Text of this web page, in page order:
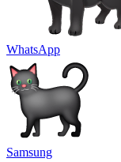
WhatsApp
Samsung